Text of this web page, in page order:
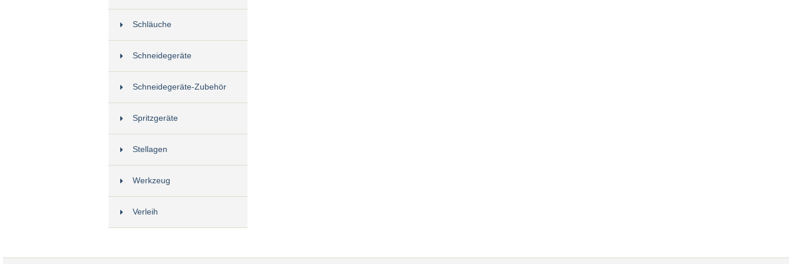
Schläuche
Schneidegeräte
Schneidegeräte-Zubehör
Spritzgeräte
Stellagen
Werkzeug
Verleih